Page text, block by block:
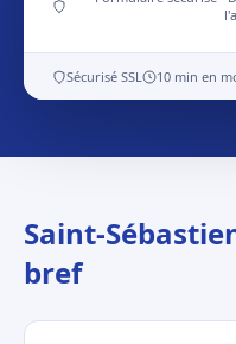
Sécurisé SSL 10 min en
Saint-
bref